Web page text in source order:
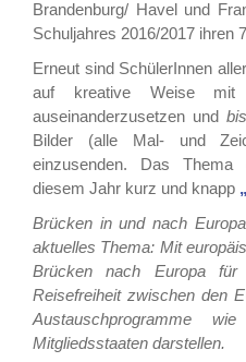
Brandenburg/ Havel und
Schuljahres 2016/2017 ihren
Erneut sind SchülerInnen
auf kreative Weise mit
auseinanderzusetzen und
Bilder (alle Mal- und
einzusenden. Das
diesem Jahr kurz und knapp
Brücken in und nach
aktuelles Thema: Mit
Brücken nach Europa für
Reisefreiheit zwischen den
Austauschprogramme
Mitgliedsstaaten darstellen.